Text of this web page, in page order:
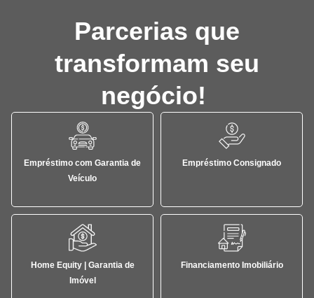
Parcerias que
transformam seu
negócio!
Empréstimo com Garantia de
Veículo
Empréstimo Consignado
Home Equity | Garantia de
Imóvel
Financiamento Imobiliário